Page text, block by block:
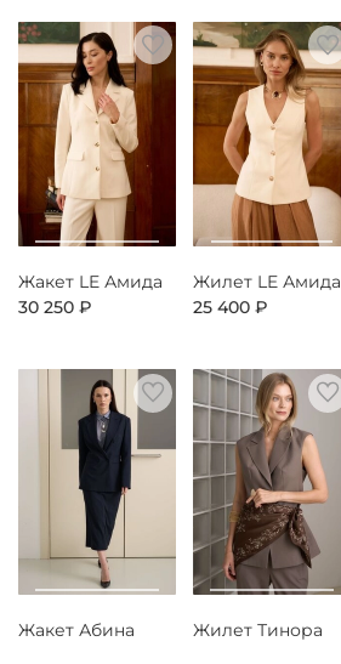
Жакет LE Амида
30 250 ₽
Жилет LE Амида
25 400 ₽
Жакет Абина Жилет Тинора